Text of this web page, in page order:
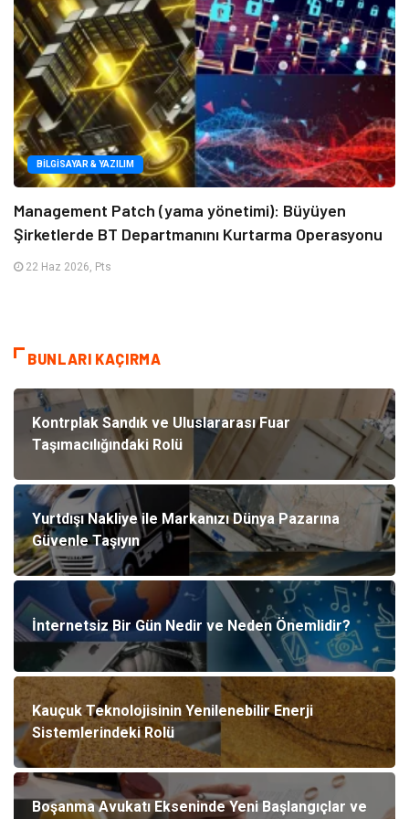
BILGISAYAR & YAZILIM
Management Patch (yama yönetimi): Büyüyen
Şirketlerde BT Departmanını Kurtarma Operasyonu
22 Haz 2026, Pts
BUNLARI KAÇIRMA
Kontrplak Sandık ve Uluslararası Fuar
Taşımacılığındaki Rolü
Yurtdışı Nakliye ile Markanızı Dünya Pazarına
Güvenle Taşıyın
İnternetsiz Bir Gün Nedir ve Neden Önemlidir?
Kauçuk Teknolojisinin Yenilenebilir Enerji
Sistemlerindeki Rolü
Boşanma Avukatı Ekseninde Yeni Başlangıçlar ve